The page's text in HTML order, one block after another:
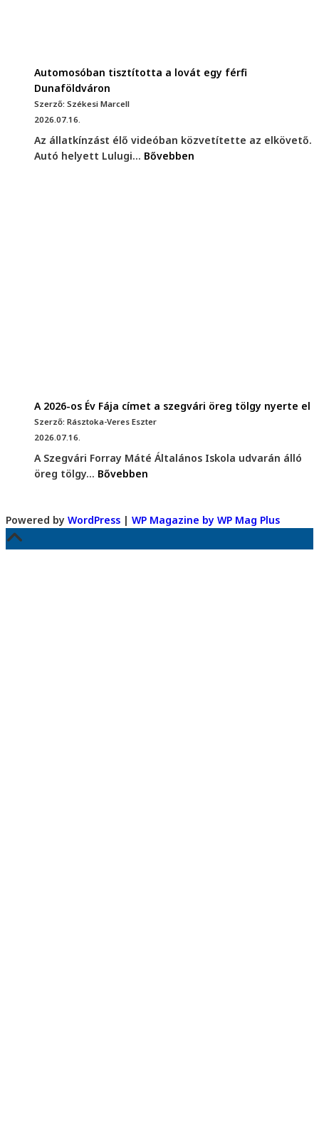
Automosóban tisztította a lovát egy férfi
Dunaföldváron
Szerző: Székesi Marcell
2026.07.16.
Az állatkínzást élő videóban közvetítette az elkövető.
Autó helyett Lulugi... Bővebben
A 2026-os Év Fája címet a szegvári öreg tölgy nyerte el
Szerző: Rásztoka-Veres Eszter
2026.07.16.
A Szegvári Forray Máté Általános Iskola udvarán álló
öreg tölgy... Bővebben
Powered by WordPress | WP Magazine by WP Mag Plus